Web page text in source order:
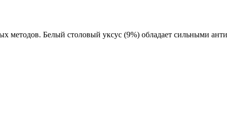
методов. Белый столовый уксус (9%) обладает сильными